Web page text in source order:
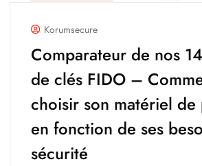
Korumsecure
Comparateur de nos
de clés FIDO –
choisir son matériel
en fonction de ses
sécurité